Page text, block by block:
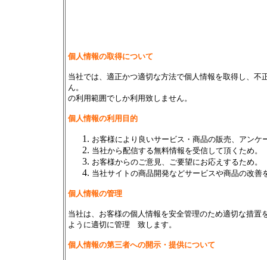
個人情報の取得について
当社では、適正かつ適切な方法で個人情報を取得し、不
ん。 また、取
の利用範囲でしか利用致しません。
個人情報の利用目的
お客様により良いサービス・商品の販売、アン
当社から配信する無料情報を受信して頂くため。
お客様からのご意見、ご要望にお応えするため。
当社サイトの商品開発などサービスや商品の改善
個人情報の管理
当社は、お客様の個人情報を安全管理のため適切な措
ように適切に管理 致します。
個人情報の第三者への開示・提供について